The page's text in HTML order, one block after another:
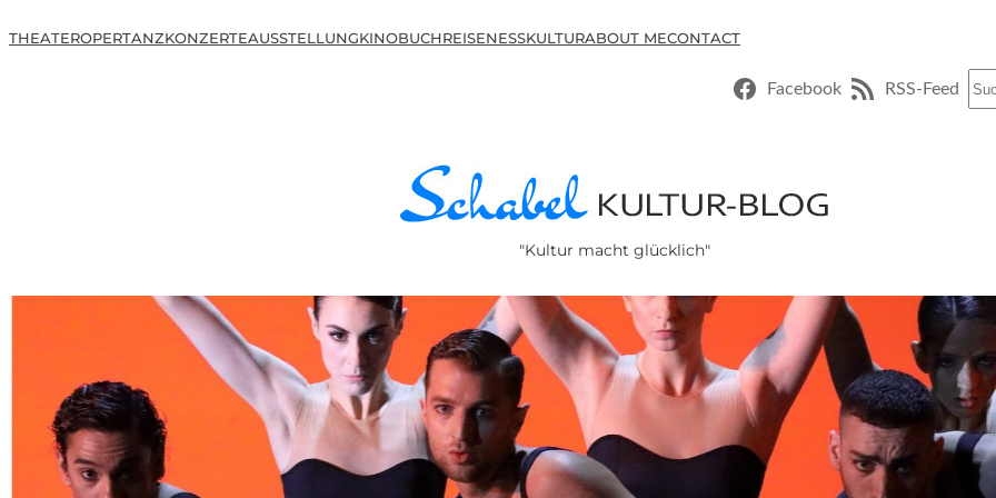
THEATEROPERTANZKONZERTEAUSSTELLUNGKINOBUCHREISENESSKULTURABOUT MECONTACT
Facebook RSS-Feed
"Kultur macht glücklich"